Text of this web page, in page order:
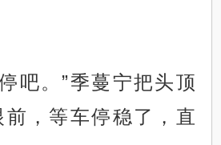
吧。”季蔓宁把头顶
，等车停稳了，直